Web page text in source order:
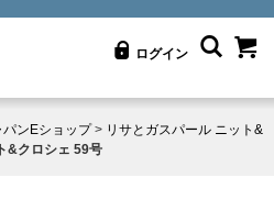
ログイン
ンEショップ> リサとガスパール ニット&
&クロシェ 59号